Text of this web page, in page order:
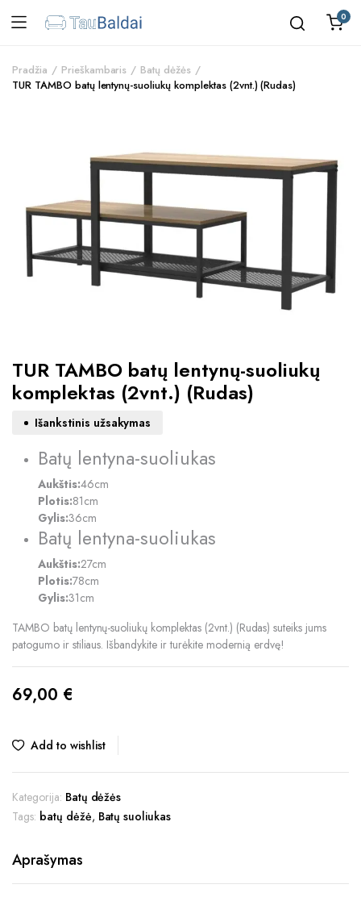
0
Pradžia Prieškambaris
Batų dėžės
TUR TAMBO batų lentynų-suoliukų komplektas (2vnt.) (Rudas)
TUR TAMBO batų lentynų-suoliukų
komplektas (2vnt.) (Rudas)
Išankstinis užsakymas
Batų lentyna-suoliukas
Aukštis:46cm
Plotis:81cm
Gylis:36cm
Batų lentyna-suoliukas
Aukštis:27cm
Plotis:78cm
Gylis:31cm
TAMBO batų lentynų-suoliukų komplektas (2vnt.) (Rudas) suteiks jums
patogumo ir stiliaus. Išbandykite ir turėkite modernią erdvę!
69,00 €
Add to wishlist
Kategorija: Batų dėžės
Tags: batų dėžė, Batų suoliukas
Aprašymas